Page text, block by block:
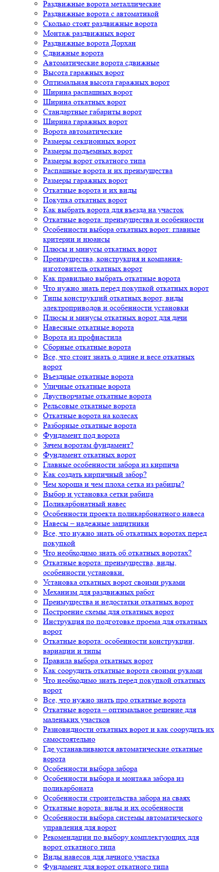
Раздвижные ворота металлические
Раздвижные ворота с автоматикой
Сколько стоят раздвижные ворота
Монтаж раздвижных ворот
Раздвижные ворота Дорхан
Сдвижные ворота
Автоматические ворота сдвижные
Высота гаражных ворот
Оптимальная высота гаражных ворот
Ширина распашных ворот
Ширина откатных ворот
Стандартные габариты ворот
Ширина гаражных ворот
Ворота автоматические
Размеры секционных ворот
Размеры подъемных ворот
Размеры ворот откатного типа
Распашные ворота и их преимущества
Размеры гаражных ворот
Откатные ворота и их виды
Покупка откатных ворот
Как выбрать ворота для въезда на участок
Откатные ворота: преимущества и особенности
Особенности выбора откатных ворот: главные
критерии и нюансы
Плюсы и минусы откатных ворот
Преимущества, конструкция и компания-
изготовитель откатных ворот
Как правильно выбрать откатные ворота
Что нужно знать перед покупкой откатных ворот
Типы конструкций откатных ворот, виды
электроприводов и особенности установки
Плюсы и минусы откатных ворот для дачи
Навесные откатные ворота
Ворота из профнастила
Сборные откатные ворота
Все, что стоит знать о длине и весе откатных
ворот
Въездные откатные ворота
Уличные откатные ворота
Двустворчатые откатные ворота
Рельсовые откатные ворота
Откатные ворота на колесах
Разборные откатные ворота
Фундамент под ворота
Зачем воротам фундамент?
Фундамент откатных ворот
Главные особенности забора из кирпича
Как создать кирпичный забор?
Чем хороша и чем плоха сетка из рабицы?
Выбор и установка сетки рабица
Поликарбонатный навес
Особенности проекта поликарбонатного навеса
Навесы – надежные защитники
Все, что нужно знать об откатных воротах перед
покупкой
Что необходимо знать об откатных воротах?
Откатные ворота: преимущества, виды,
особенности установки.
Установка откатных ворот своими руками
Механизм для раздвижных работ
Преимущества и недостатки откатных ворот
Построение схемы для откатных ворот
Инструкция по подготовке проема для откатных
ворот
Откатные ворота: особенности конструкции,
вариации и типы
Правила выбора откатных ворот
Как соорудить откатные ворота своими руками
Что необходимо знать перед покупкой откатных
ворот
Все, что нужно знать про откатные ворота
Откатные ворота – оптимальное решение для
маленьких участков
Разновидности откатных ворот и как соорудить их
самостоятельно
Где устанавливаются автоматические откатные
ворота
Особенности выбора забора
Особенности выбора и монтажа забора из
поликарбоната
Особенности строительства забора на сваях
Откатные ворота: виды и их особенности
Особенности выбора системы автоматического
управления для ворот
Рекомендации по выбору комплектующих для
ворот откатного типа
Виды навесов для дачного участка
Фундамент для ворот откатного типа